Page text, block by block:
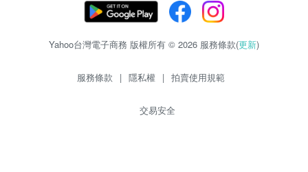
Yahoo台灣電子商務 版權所有 © 2026 服務條款(更新)
服務條款 | 隱私權 | 拍賣使用規範
交易安全